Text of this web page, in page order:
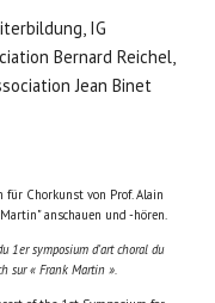
IG
Bernard Reichel,
Jean Binet
für Chorkunst von Prof. Alain
anschauen und -hören.
1er symposium d'art choral du
sur « Frank Martin ».